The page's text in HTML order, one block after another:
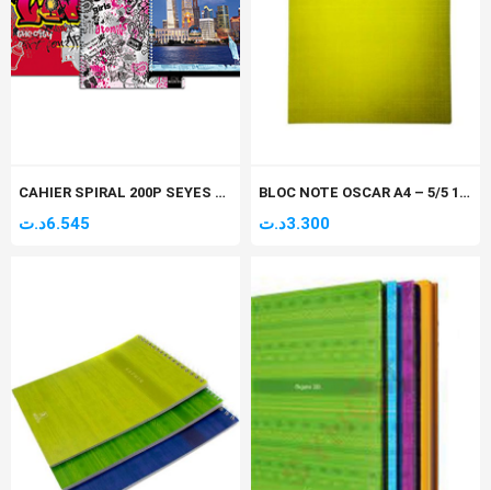
CAHIER SPIRAL 200P SEYES GM A4 SELECTA 60GR
6.545د.ت
BLOC NOTE OSCAR A4 – 5/5 100P COUVERTURE CARTON
3.300د.ت